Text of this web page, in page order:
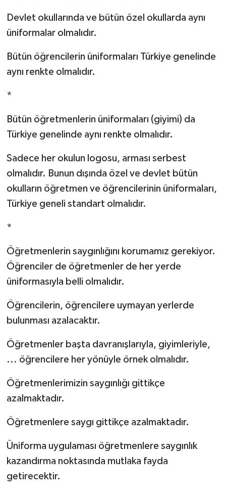
Devlet okullarında ve bütün özel okullarda aynı
üniformalar olmalıdır.
Bütün öğrencilerin üniformaları Türkiye genelinde
aynı renkte olmalıdır.
*
Bütün öğretmenlerin üniformaları (giyimi) da
Türkiye genelinde aynı renkte olmalıdır.
Sadece her okulun logosu, arması serbest
olmalıdır. Bunun dışında özel ve devlet bütün
okulların öğretmen ve öğrencilerinin üniformaları,
Türkiye geneli standart olmalıdır.
*
Öğretmenlerin saygınlığını korumamız gerekiyor.
Öğrenciler de öğretmenler de her yerde
üniformasıyla belli olmalıdır.
Öğrencilerin, öğrencilere uymayan yerlerde
bulunması azalacaktır.
Öğretmenler başta davranışlarıyla, giyimleriyle,
... öğrencilere her yönüyle örnek olmalıdır.
Öğretmenlerimizin saygınlığı gittikçe
azalmaktadır.
Öğretmenlere saygı gittikçe azalmaktadır.
Üniforma uygulaması öğretmenlere saygınlık
kazandırma noktasında mutlaka fayda
getirecektir.